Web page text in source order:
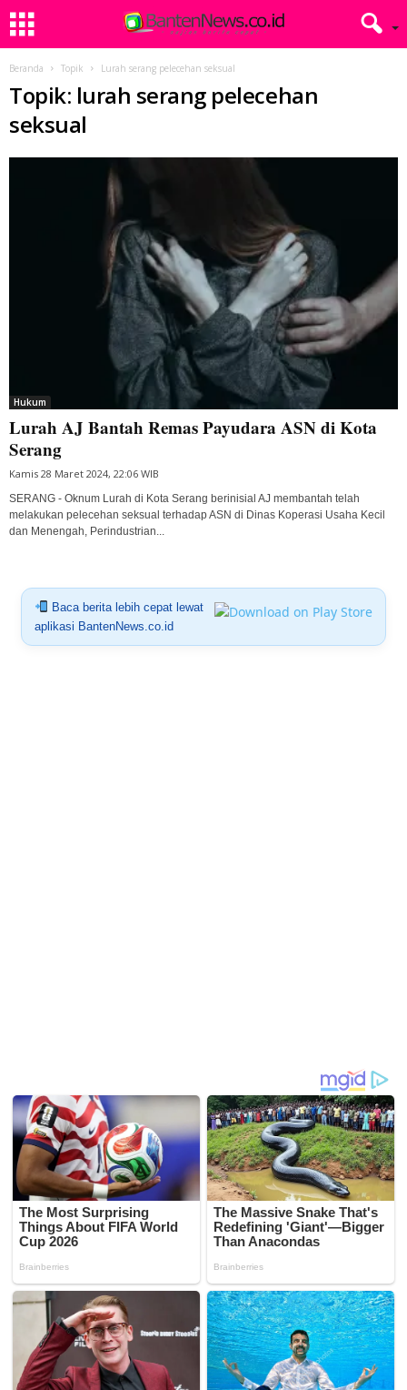
Beranda Topik Lurah serang pelecehan seksual
Topik: lurah serang pelecehan
seksual
Hukum
Lurah AJ Bantah Remas Payudara ASN di Kota
Serang
Kamis 28 Maret 2024, 22:06 WIB
SERANG - Oknum Lurah di Kota Serang berinisial AJ membantah telah
melakukan pelecehan seksual terhadap ASN di Dinas Koperasi Usaha Kecil
dan Menengah, Perindustrian...
Baca berita lebih cepat lewat
aplikasi BantenNews.co.id